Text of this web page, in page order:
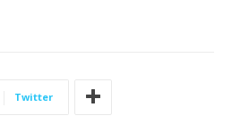
Twitter